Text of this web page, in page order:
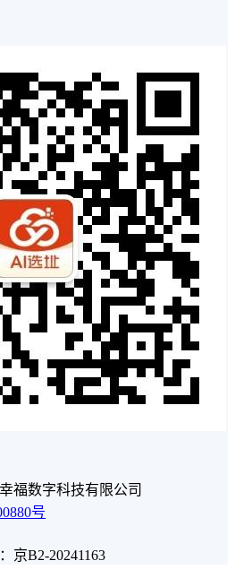
福数字科技有限公司
号
京B2-20241163